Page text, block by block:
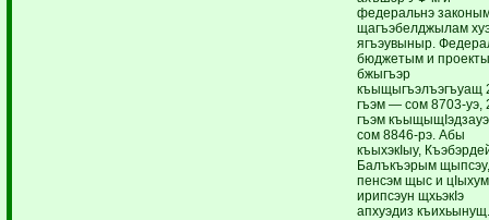
федеральнэ
щагъэбелджылам
ягъэувыныр.
бюджетым и
бжыгъэр
къыщыгъэлъэгъуащ
гъэм — сом 8703-уэ,
гъэм
сом 8846-рэ. Абы
къыхэкIыу,
Балъкъэрым
пенсэм щыс и
ирипсэун щхьэкIэ
апхуэдиз